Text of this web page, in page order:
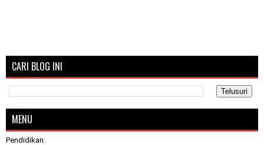
CARI BLOG INI
MENU
Pendidikan